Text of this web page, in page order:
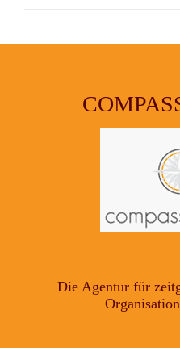
Die Agentur für